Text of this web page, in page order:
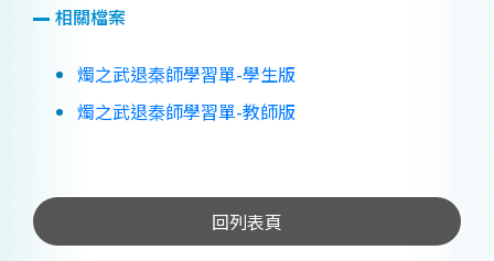
相關檔案
燭之武退秦師學習單-學生版
燭之武退秦師學習單-教師版
回列表頁